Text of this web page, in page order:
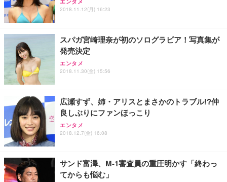
ワーク チェア 強化バックレスト 30度ロッキング機
能 人間工学 椅子 腰サポート 90度跳ね上げ式アーム
務用 おしゃれ パソコンチェア (ブラック)
Sezlife オフィスチェア デスクチェア 疲れない テレ
ワーク チェア 強化バックレスト 30度ロッキング機
能 人間工学 椅子 腰サポート 90度跳ね上げ式アーム
務用 おしゃれ パソコンチェア (ホワイト)
ANDWINT オフィスチェア デスクチェア 肘なし メ
ッシュ 通気性 ランバーサポート付き 腰サポート ガ
ス圧無段階昇降 360度回転 キャスター付き コンパク
フック付き（CFI-ZDM1J）
【整備済み品】Dell E2724HS 27インチ 液晶モニタ
ー フルHD（1920×1080）VA 非光沢 HDMI/DisplayP
ort/VGA スピーカー内蔵 高さ調整 スイベル VESA対
【MiniLED/24.5inch/280Hz/FHD】GRAPHT THE S
HOOTER Gaming Monitor 24” Essential ゲーミン
グモニター QD 24.5インチ 1ms FHD 量子ドット 残
り 単品
Smart Basic(スマートベーシック) 【Amazon.co.jp
限定】 Smart Basic アイリスオーヤマ ペットシーツ
超厚型 お徳用 ワイド 100枚入 (x 1) (ケース販売)
アイリスオーヤマ ペットシーツ 超厚型 お徳用 レギ
ュラー 200枚入【Amazon.co.jp限定】
2018.11.12(月) 16:23
スパガ宮崎理奈が初のソログラビア！写真集が
発売決定
エンタメ
2018.11.30(金) 15:56
広瀬すず、姉・アリスとまさかのトラブル!?仲
良しぶりにファンほっこり
エンタメ
2018.12.7(金) 16:08
サンド富澤、M-1審査員の重圧明かす「終わっ
てからも悩む」